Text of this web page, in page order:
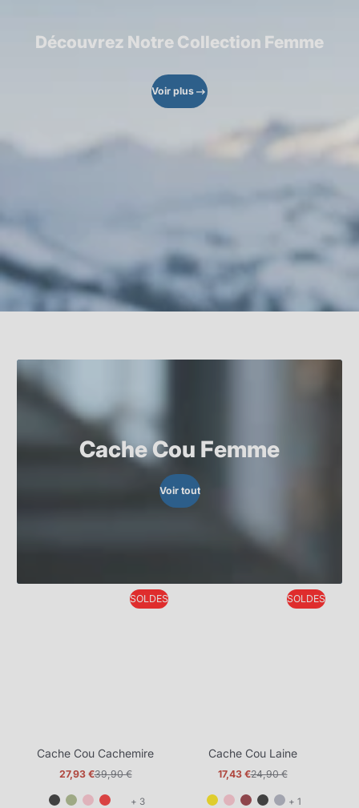
Découvrez Notre Collection Femme
Voir plus
Cache Cou Femme
Voir tout
SOLDES
Cache Cou Cachemire
Prix
27,93 €
Prix
39,90 €
+ 3et
SOLDES
Cache Cou Laine
Prix
17,43 €
Prix
24,90 €
+ 1et